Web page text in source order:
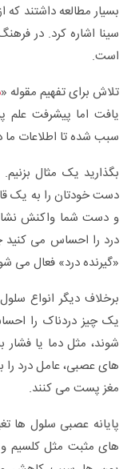
بسیار مطالعه داشتند
سینا اشاره کرد. در
است.
تلاش برای تفهیم مقوله «
سبب شده تا اطلاعات ما
بگذارید یک مثال
دست خودتان را به یک
و دست شما واکنش نشان
درد را احساس می
«گیرنده درد» فعال می
برخلاف دیگر انواع
یک چیز دردناک را
شوند، مثل دما یا فشار
های عصبی، عامل درد را
مغز پست می کنند.
پایانه عصبی سلول ها
های مثبت مثل کلسیم